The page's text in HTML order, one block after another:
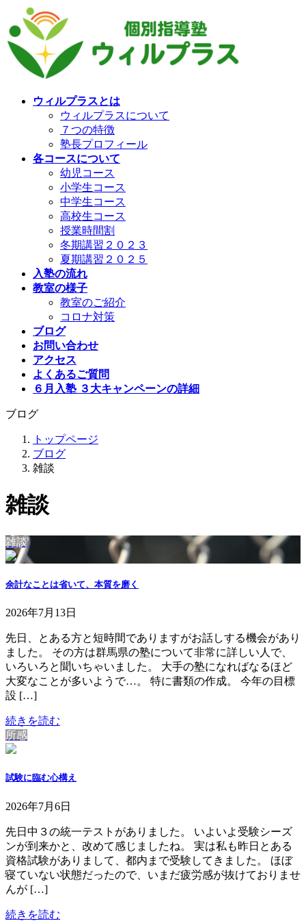
ン
テ
ン
ビ
ゲ
ー
ウィルプラスとは
ウィルプラスについて
７つの特徴
塾長プロフィール
各コースについて
幼児コース
小学生コース
中学生コース
高校生コース
授業時間割
冬期講習２０２３
夏期講習２０２５
入塾の流れ
教室の様子
教室のご紹介
コロナ対策
ブログ
お問い合わせ
アクセス
よくあるご質問
６月入塾 ３大キャンペーンの詳細
ブログ
トップページ
ブログ
雑談
雑談
雑談
余計なことは省いて、本質を磨く
2026年7月13日
先日、とある方と短時間でありますがお話しする機会があり
ました。 その方は群馬県の塾について非常に詳しい人で、
いろいろと聞いちゃいました。 大手の塾になればなるほど
大変なことが多いようで…。 特に書類の作成。 今年の目標
設 […]
続きを読む
所感
試験に臨む心構え
2026年7月6日
先日中３の統一テストがありました。 いよいよ受験シーズ
ンが到来かと、改めて感じましたね。 実は私も昨日とある
資格試験がありまして、都内まで受験してきました。 ほぼ
寝ていない状態だったので、いまだ疲労感が抜けておりませ
んが […]
続きを読む